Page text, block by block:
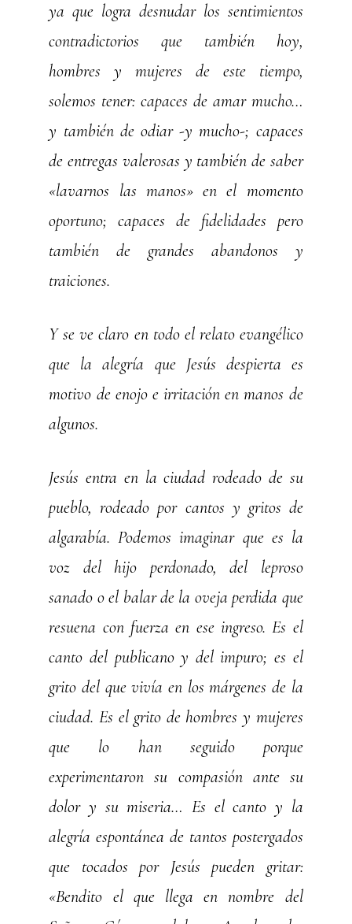
ya que logra desnudar los sentimientos
contradictorios que también hoy,
hombres y mujeres de este tiempo,
solemos tener: capaces de amar mucho…
y también de odiar -y mucho-; capaces
de entregas valerosas y también de saber
«lavarnos las manos» en el momento
oportuno; capaces de fidelidades pero
también de grandes abandonos y
traiciones.
Y se ve claro en todo el relato evangélico
que la alegría que Jesús despierta es
motivo de enojo e irritación en manos de
algunos.
Jesús entra en la ciudad rodeado de su
pueblo, rodeado por cantos y gritos de
algarabía. Podemos imaginar que es la
voz del hijo perdonado, del leproso
sanado o el balar de la oveja perdida que
resuena con fuerza en ese ingreso. Es el
canto del publicano y del impuro; es el
grito del que vivía en los márgenes de la
ciudad. Es el grito de hombres y mujeres
que lo han seguido porque
experimentaron su compasión ante su
dolor y su miseria… Es el canto y la
alegría espontánea de tantos postergados
que tocados por Jesús pueden gritar:
«Bendito el que llega en nombre del